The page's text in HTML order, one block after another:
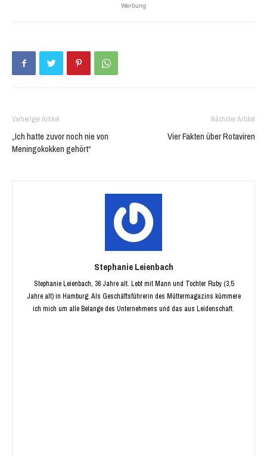
Werbung
Vorheriger Artikel
„Ich hatte zuvor noch nie von
Meningokokken gehört“
Nächster Artikel
Vier Fakten über Rotaviren
Stephanie Leienbach
Stephanie Leienbach, 36 Jahre alt. Lebt mit Mann und Tochter Ruby (3,5
Jahre alt) in Hamburg. Als Geschäftsführerin des Müttermagazins kümmere
ich mich um alle Belange des Unternehmens und das aus Leidenschaft.